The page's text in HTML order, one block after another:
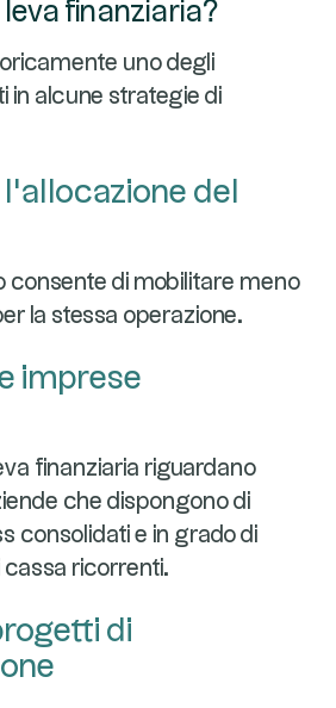
finanziaria?
uno degli
in alcune strategie di
del
consente di mobilitare meno
la stessa operazione.
imprese
finanziaria riguardano
che dispongono di
consolidati e in grado di
ricorrenti.
di